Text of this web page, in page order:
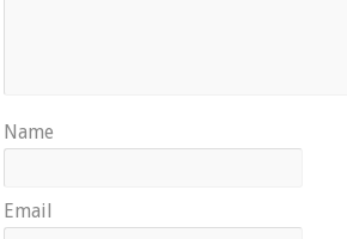
Name
Email